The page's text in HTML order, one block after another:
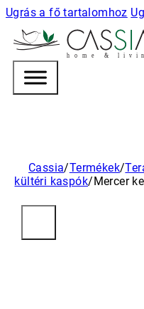
Ugrás a fő tartalomhoz
h
Cassia/Termékek/
kültéri kaspók/Mercer